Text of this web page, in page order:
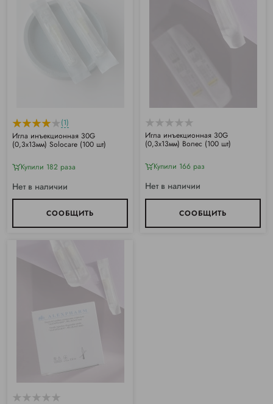
(1)
Игла инъекционная 30G
(0,3х13мм) Solocare (100 шт)
Купили 182 раза
Нет в наличии
СООБЩИТЬ
Игла инъекционная 30G
(0,3х13мм) Волес (100 шт)
Купили 166 раз
Нет в наличии
СООБЩИТЬ